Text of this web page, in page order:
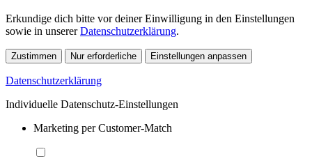
Erkundige dich bitte vor deiner Einwilligung in den Einstellungen
sowie in unsererDatenschutzerklärung.
Zustimmen Nur erforderliche Einstellungen anpassen
Datenschutzerklärung
Individuelle Datenschutz-Einstellungen
Marketing per Customer-Match